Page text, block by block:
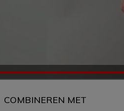
COMBINEREN MET